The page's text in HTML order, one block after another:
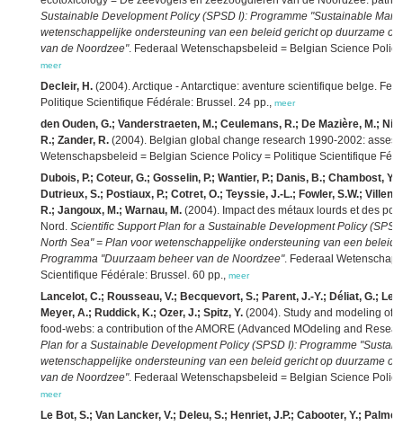
Sustainable Development Policy (SPSD I): Programme "Sustainable
wetenschappelijke ondersteuning van een beleid gericht op duurzame
van de Noordzee". Federaal Wetenschapsbeleid = Belgian Science
meer
Decleir, H. (2004). Arctique - Antarctique: aventure scientifique belge.
Politique Scientifique Fédérale: Brussel. 24 pp., meer
den Ouden, G.; Vanderstraeten, M.; Ceulemans, R.; De Mazière, M.;
R.; Zander, R. (2004). Belgian global change research 1990-2002:
Wetenschapsbeleid = Belgian Science Policy = Politique Scientifique
Dubois, P.; Coteur, G.; Gosselin, P.; Wantier, P.; Danis, B.; Chambost,
Dutrieux, S.; Postiaux, P.; Cotret, O.; Teyssie, J.-L.; Fowler, S.W.;
R.; Jangoux, M.; Warnau, M. (2004). Impact des métaux lourds et des
Nord. Scientific Support Plan for a Sustainable Development Policy
North Sea" = Plan voor wetenschappelijke ondersteuning van een beleid
Programma "Duurzaam beheer van de Noordzee". Federaal
Scientifique Fédérale: Brussel. 60 pp., meer
Lancelot, C.; Rousseau, V.; Becquevort, S.; Parent, J.-Y.; Déliat, G.;
Meyer, A.; Ruddick, K.; Ozer, J.; Spitz, Y. (2004). Study and modeling of
food-webs: a contribution of the AMORE (Advanced MOdeling and
Plan for a Sustainable Development Policy (SPSD I): Programme
wetenschappelijke ondersteuning van een beleid gericht op duurzame
van de Noordzee". Federaal Wetenschapsbeleid = Belgian Science
meer
Le Bot, S.; Van Lancker, V.; Deleu, S.; Henriet, J.P.; Cabooter, Y.;